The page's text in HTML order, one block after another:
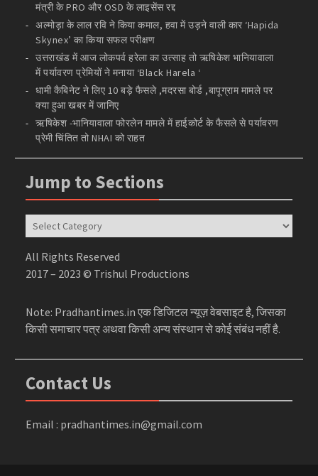
मंत्री के PRO और OSD के लाइसेंस रद्द
अल्मोड़ा के लाल रवि ने किया कमाल, हवा में उड़ने वाली कार ‘Hapida
Skynex’ का किया सफल परीक्षण
उत्तराखंड में आज लोकपर्व हरेला का उत्साह तो ऋषिकेश भानियावाला
में पर्यावरण प्रेमियों ने मनाया ‘Black Harela ‘
धामी कैबिनेट ने लिए 10 बड़े फैसले ,मदरसा बोर्ड ,बापूग्राम मामले पर
क्या हुआ खबर में जानिए
ऋषिकेश -भानियावाला फोरलेन मामले में हाईकोर्ट के फैसले से पर्यावरण
प्रेमी चिंतित तो NHAI को राहत
Jump to Sections
Jump
to
Sections
All Rights Reserved
2017 – 2023 © Trishul Productions
Note: Pradhantimes.in एक डिजिटल न्यूज़ वेबसाइट है, जिसका
किसी समाचार पत्र अथवा किसी अन्य संस्थान से कोई संबंध नहीं है.
Contact Us
Email : pradhantimes.in@gmail.com